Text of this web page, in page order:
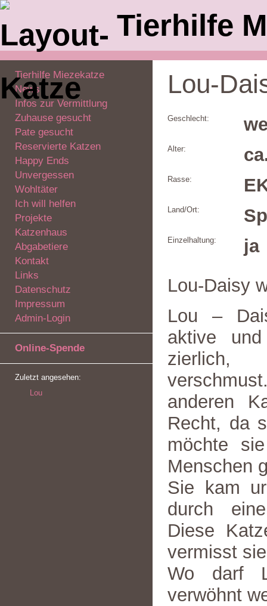
Tierhilfe
Tierhilfe Miezekatze
News
Infos zur Vermittlung
Zuhause gesucht
Pate gesucht
Reservierte Katzen
Happy Ends
Unvergessen
Wohltäter
Ich will helfen
Projekte
Katzenhaus
Abgabetiere
Kontakt
Links
Datenschutz
Impressum
Admin-Login
Online-Spende
Zuletzt angesehen:
Lou
Lou-
Geschlecht:
Alter:
Rasse:
Land/Ort:
Einzelhaltung:
ja
Lou-Daisy
Lou –
aktive
zierlich,
anderen
Recht, da
möchte
Menschen
Sie kam
durch
Diese
vermisst
Wo darf
verwöhnt